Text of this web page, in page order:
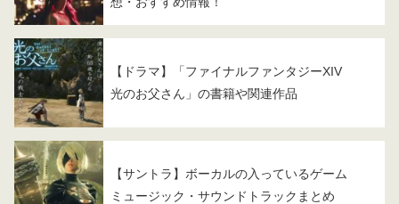
【ドラマ】「ファイナルファンタジーXIV
光のお父さん」の書籍や関連作品
【サントラ】ボーカルの入っているゲーム
ミュージック・サウンドトラックまとめ